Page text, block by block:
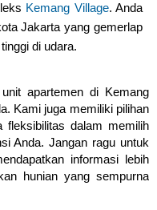
Kemang Village. Anda
Jakarta yang gemerlap
di udara.
apartemen di Kemang
Kami juga memiliki pilihan
fleksibilitas dalam memilih
Anda. Jangan ragu untuk
informasi lebih
hunian yang sempurna